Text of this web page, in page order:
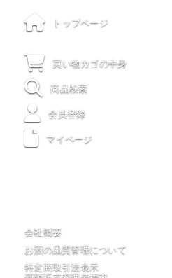
トップページ
買い物カゴの中身
商品検索
会員登録
マイページ
会社概要
お酒の品質管理について
特定商取引法表示